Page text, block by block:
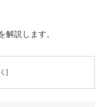
解説します。